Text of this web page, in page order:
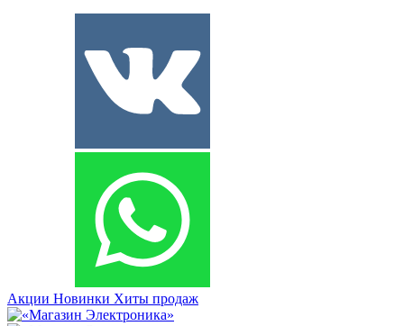
Акции Новинки Хиты продаж